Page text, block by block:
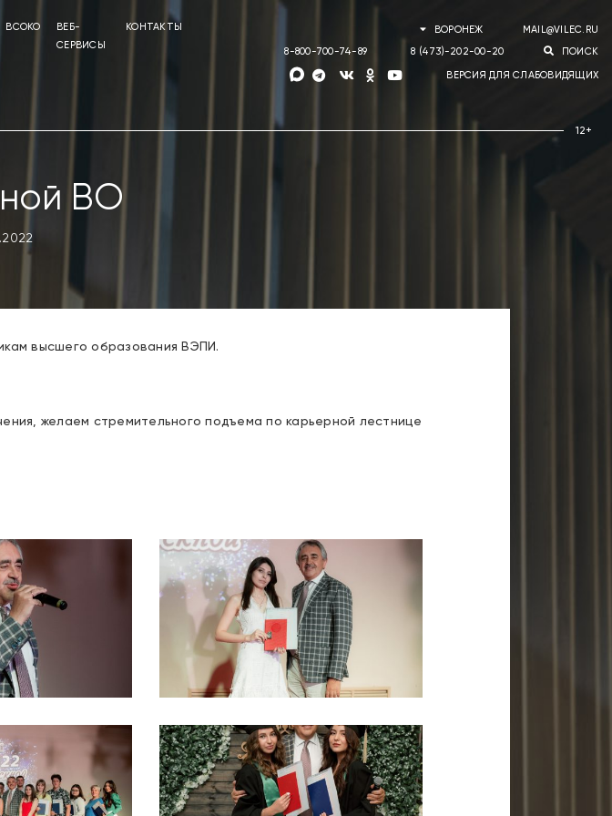
ВСОКО
ВЕБ-
СЕРВИСЫ
КОНТАКТЫ ВОРОНЕЖ MAIL@VILEC.RU
8-800-700-74-89 8 (473)-202-00-20 ПОИСК
ВЕРСИЯ ДЛЯ СЛАБОВИДЯЩИХ
ВО
высшего образования ВЭПИ.
желаем стремительного подъема по карьерной лестнице